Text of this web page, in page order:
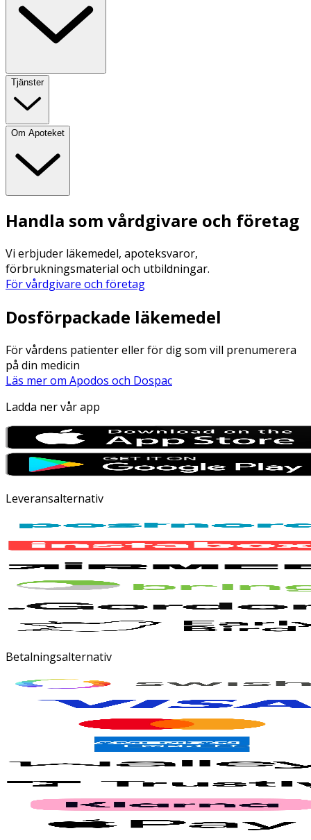
Tjänster
Om Apoteket
Handla som vårdgivare och företag
Vi erbjuder läkemedel, apoteksvaror,
förbrukningsmaterial och utbildningar.
För vårdgivare och företag
Dosförpackade läkemedel
För vårdens patienter eller för dig som vill prenumerera
på din medicin
Läs mer om Apodos och Dospac
Ladda ner vår app
Leveransalternativ
Betalningsalternativ